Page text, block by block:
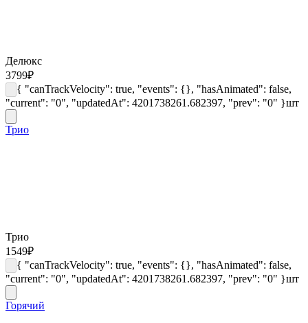
Делюкс
3799₽
{ "canTrackVelocity": true, "events": {}, "hasAnimated": false,
"current": "0", "updatedAt": 4201738261.682397, "prev": "0" }шт
Трио
Трио
1549₽
{ "canTrackVelocity": true, "events": {}, "hasAnimated": false,
"current": "0", "updatedAt": 4201738261.682397, "prev": "0" }шт
Горячий